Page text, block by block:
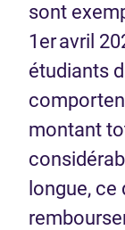
sont
1er avril
étudiants
montant
longue,